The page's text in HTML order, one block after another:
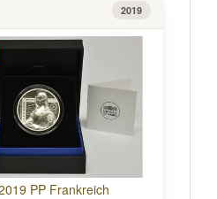
2019
PP Frankreich